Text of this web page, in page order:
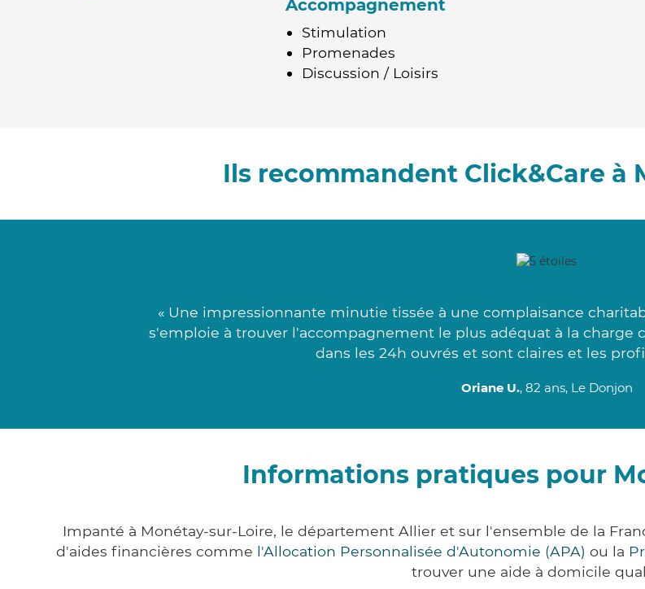
Accompagnement
Stimulation
Promenades
Discussion / Loisirs
Ils recommandent Click&Care à
« Une impressionnante minutie tissée à une complaisance
s'emploie à trouver l'accompagnement le plus adéquat à la charge
dans les 24h ouvrés et sont claires et les
Oriane U., 82 ans, Le Donjon
Informations pratiques pour
Impanté à Monétay-sur-Loire, le département Allier et sur l'ensemble de la
d'aides financières comme l'Allocation Personnalisée d'Autonomie (APA) ou la
trouver une aide à domicile